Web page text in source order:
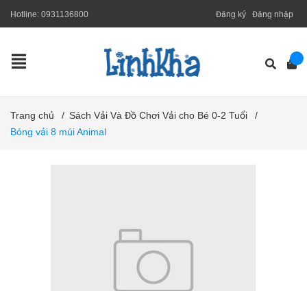
Hotline: 0931136800 Đăng ký Đăng nhập
Trang chủ / Sách Vải Và Đồ Chơi Vải cho Bé 0-2 Tuổi
/
Bóng vải 8 múi Animal